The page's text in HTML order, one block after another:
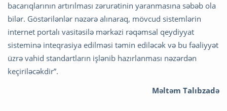
bacarıqlarının artırılması zərurətinin yaranmasına səbəb ola
bilər. Göstərilənlər nəzərə alınaraq, mövcud sistemlərin
internet portalı vasitəsilə mərkəzi rəqəmsal qeydiyyat
sisteminə inteqrasiya edilməsi təmin ediləcək və bu fəaliyyət
üzrə vahid standartların işlənib hazırlanması nəzərdən
keçiriləcəkdir”.
Məltəm Talıbzadə